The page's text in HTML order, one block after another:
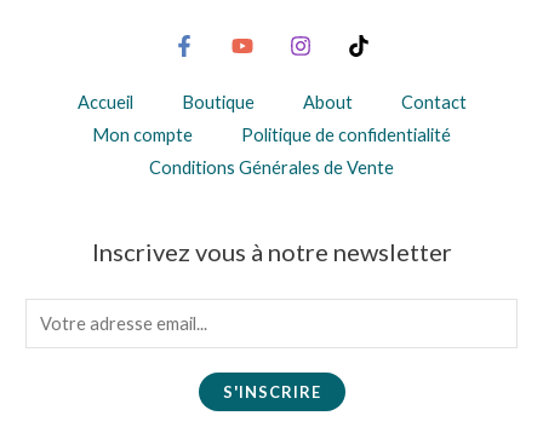
Accueil Boutique About
Contact
Mon compte
Politique de confidentialité
Conditions Générales de Vente
Inscrivez vous à notre newsletter
m
S'INSCRIRE